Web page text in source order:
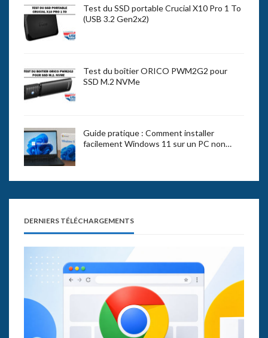
Test du SSD portable Crucial X10 Pro 1 To
(USB 3.2 Gen2x2)
Test du boîtier ORICO PWM2G2 pour
SSD M.2 NVMe
Guide pratique : Comment installer
facilement Windows 11 sur un PC non…
DERNIERS TÉLÉCHARGEMENTS